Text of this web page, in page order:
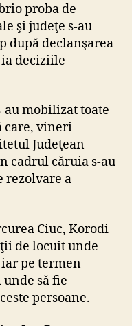
proba de
şi judeţe s-au
după declanşarea
deciziile
mobilizat toate
care, vineri
Judeţean
cadrul căruia s-au
rezolvare a
Ciuc, Korodi
de locuit unde
pe termen
să fie
persoane.